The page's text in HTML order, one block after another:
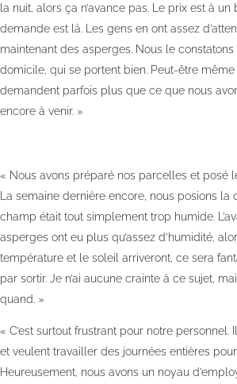
la nuit, alors ça n’avance pas. Le prix est à un
demande est là. Les gens en ont assez
maintenant des asperges. Nous le
domicile, qui se portent bien. Peut-être
demandent parfois plus que ce que nous
encore à venir. »
« Nous avons préparé nos parcelles et posé
La semaine dernière encore, nous posions la
champ était tout simplement trop humide.
asperges ont eu plus qu’assez d’humidité,
température et le soleil arriveront, ce sera
par sortir. Je n’ai aucune crainte à ce sujet,
quand. »
« C’est surtout frustrant pour notre personnel.
et veulent travailler des journées entières
Heureusement, nous avons un noyau